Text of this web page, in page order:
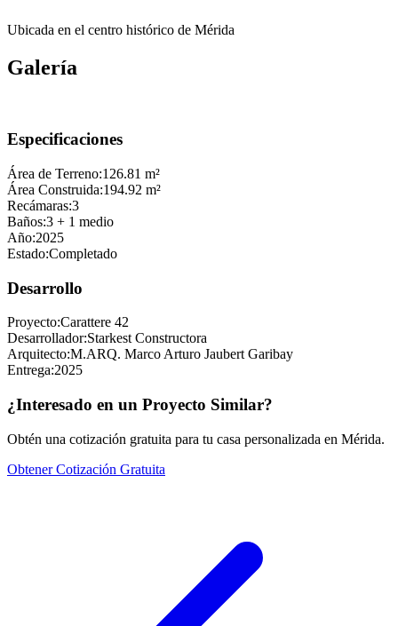
Ubicada en el centro histórico de Mérida
Galería
Especificaciones
Área de Terreno:126.81 m²
Área Construida:194.92 m²
Recámaras:3
Baños:3 + 1 medio
Año:2025
Estado:Completado
Desarrollo
Proyecto:Carattere 42
Desarrollador:Starkest Constructora
Arquitecto:M.ARQ. Marco Arturo Jaubert Garibay
Entrega:2025
¿Interesado en un Proyecto Similar?
Obtén una cotización gratuita para tu casa personalizada en Mérida.
Obtener Cotización Gratuita